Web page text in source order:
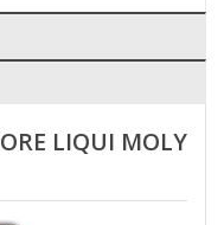
LIQUI MOLY